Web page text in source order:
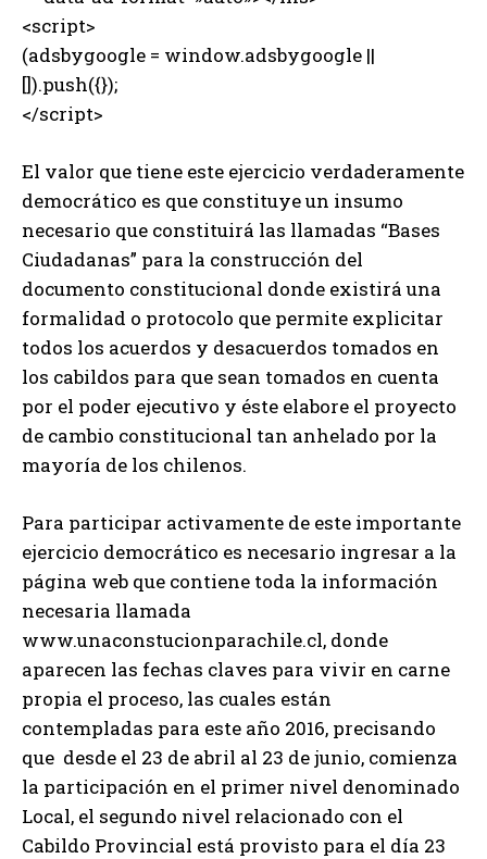
<script>
(adsbygoogle = window.adsbygoogle ||
[]).push({});
</script>
El valor que tiene este ejercicio verdaderamente
democrático es que constituye un insumo
necesario que constituirá las llamadas “Bases
Ciudadanas” para la construcción del
documento constitucional donde existirá una
formalidad o protocolo que permite explicitar
todos los acuerdos y desacuerdos tomados en
los cabildos para que sean tomados en cuenta
por el poder ejecutivo y éste elabore el proyecto
de cambio constitucional tan anhelado por la
mayoría de los chilenos.
Para participar activamente de este importante
ejercicio democrático es necesario ingresar a la
página web que contiene toda la información
necesaria llamada
www.unaconstucionparachile.cl, donde
aparecen las fechas claves para vivir en carne
propia el proceso, las cuales están
contempladas para este año 2016, precisando
que desde el 23 de abril al 23 de junio, comienza
la participación en el primer nivel denominado
Local, el segundo nivel relacionado con el
Cabildo Provincial está provisto para el día 23